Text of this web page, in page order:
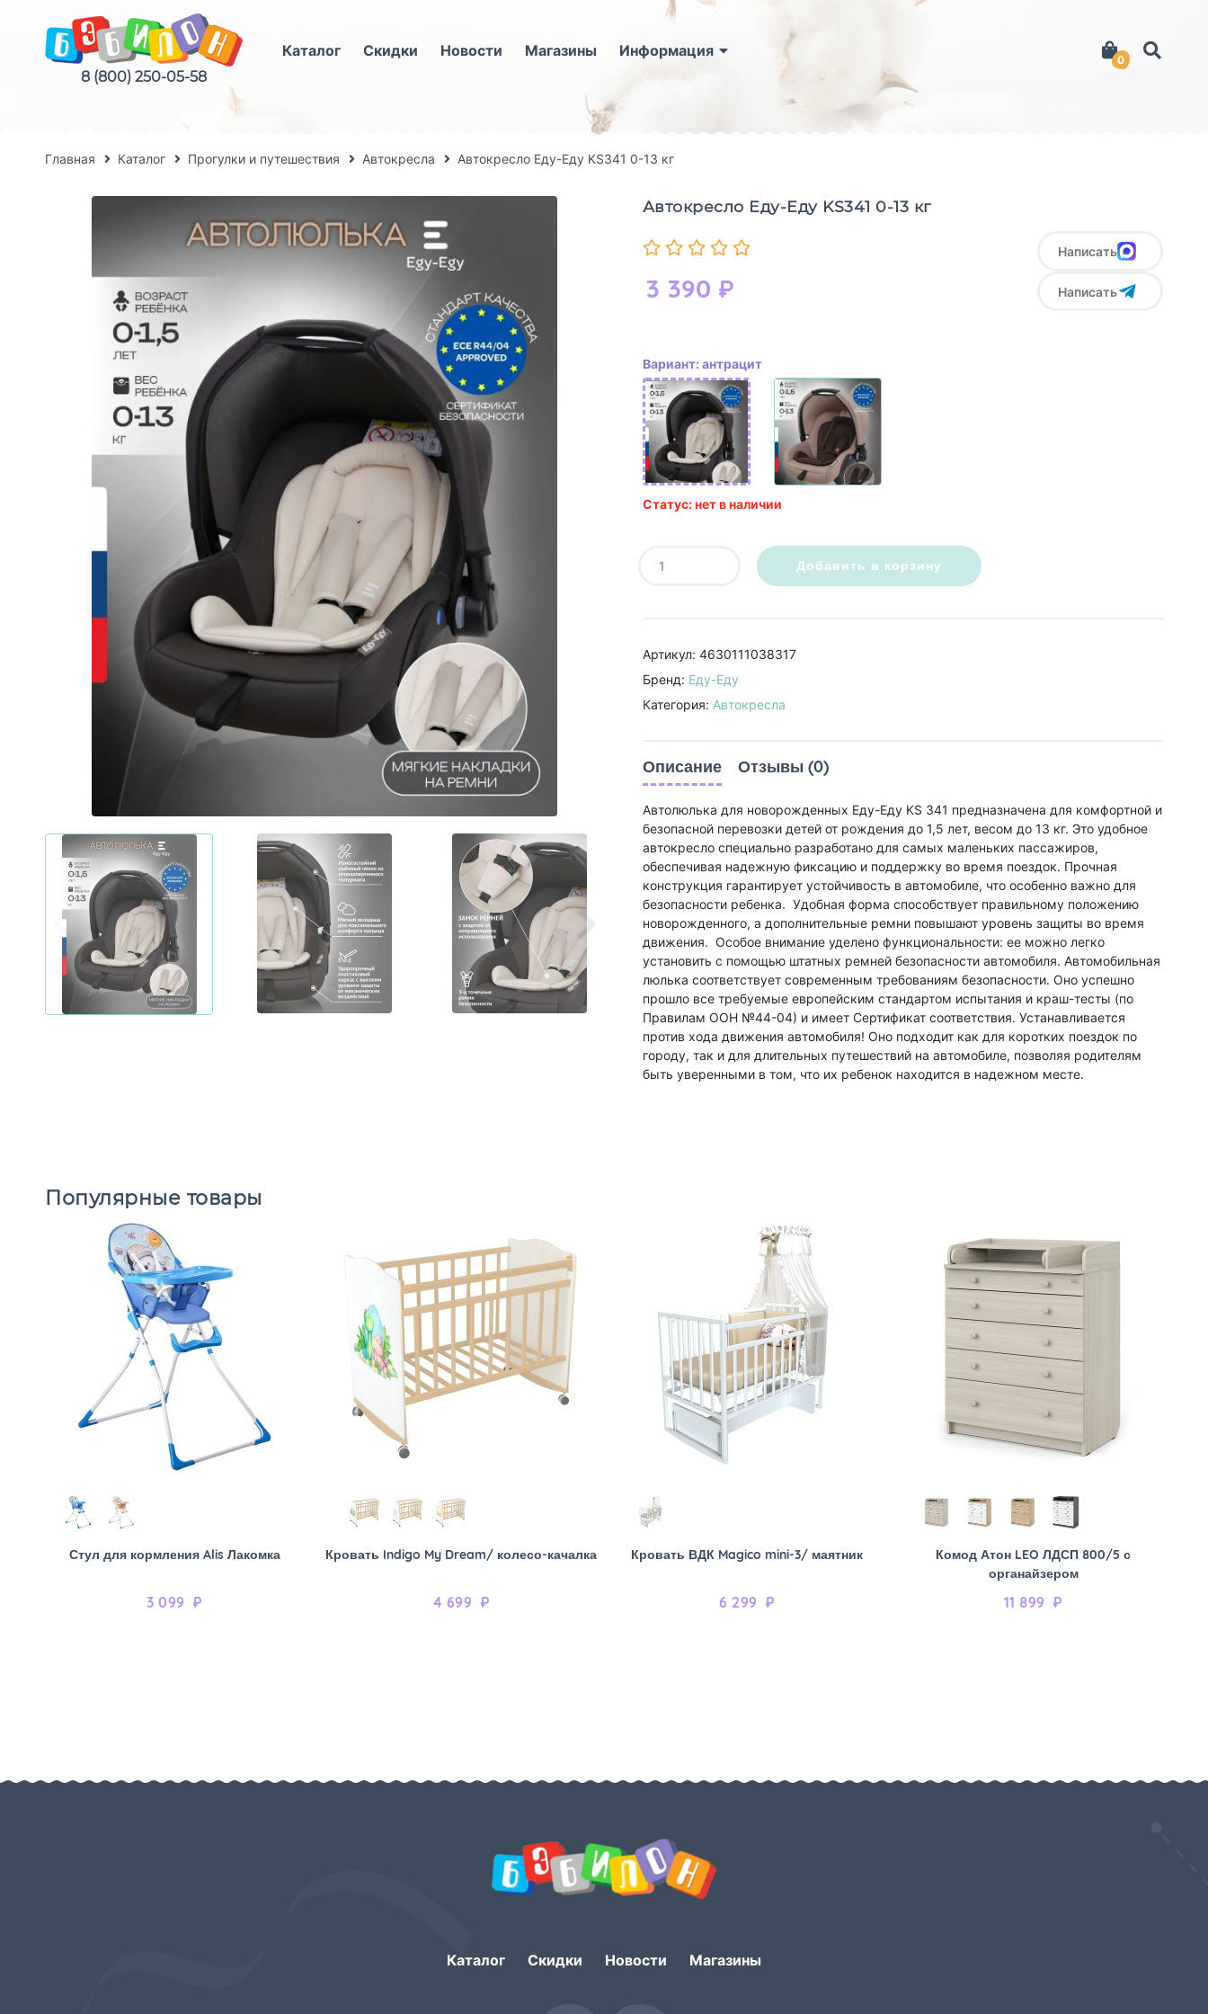
8 (800) 250-05-58
Каталог Скидки Новости Магазины Информация
0
Главная Каталог Прогулки и путешествия Автокресла Автокресло Еду-Еду KS341 0-13 кг
Автокресло Еду-Еду KS341 0-13 кг
3 390 ₽
Написать
Написать
Вариант: антрацит
Статус: нет в наличии
Добавить в корзину
Артикул: 4630111038317
Бренд: Еду-Еду
Категория: Автокресла
Описание Отзывы (0)
Автолюлька для новорожденных Еду-Еду KS 341 предназначена для комфортной и
безопасной перевозки детей от рождения до 1,5 лет, весом до 13 кг. Это удобное
автокресло специально разработано для самых маленьких пассажиров,
обеспечивая надежную фиксацию и поддержку во время поездок. Прочная
конструкция гарантирует устойчивость в автомобиле, что особенно важно для
безопасности ребенка. Удобная форма способствует правильному положению
новорожденного, а дополнительные ремни повышают уровень защиты во время
движения. Особое внимание уделено функциональности: ее можно легко
установить с помощью штатных ремней безопасности автомобиля. Автомобильная
люлька соответствует современным требованиям безопасности. Оно успешно
прошло все требуемые европейским стандартом испытания и краш-тесты (по
Правилам ООН №44-04) и имеет Сертификат соответствия. Устанавливается
против хода движения автомобиля! Оно подходит как для коротких поездок по
городу, так и для длительных путешествий на автомобиле, позволяя родителям
быть уверенными в том, что их ребенок находится в надежном месте.
Популярные товары
Стул для кормления Alis Лакомка
3 099 ₽
Кровать Indigo My Dream/ колесо-качалка
4 699 ₽
Кровать ВДК Magico mini-3/ маятник
6 299 ₽
Комод Атон LEO ЛДСП 800/5 с
органайзером
11 899 ₽
Каталог Скидки Новости Магазины